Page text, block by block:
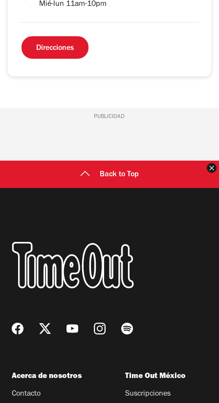
Mié-lun 11am-10pm
Direcciones
PUBLICIDAD
Back to Top
Acerca de nosotros
Contacto
Time Out México
Suscripciones